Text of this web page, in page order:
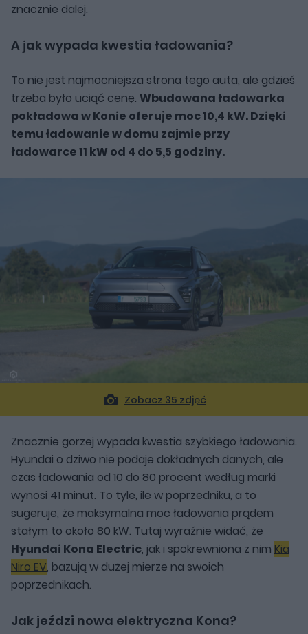
znacznie dalej.
A jak wypada kwestia ładowania?
To nie jest najmocniejsza strona tego auta, ale gdzieś
trzeba było uciąć cenę. Wbudowana ładowarka
pokładowa w Konie oferuje moc 10,4 kW. Dzięki
temu ładowanie w domu zajmie przy
ładowarce 11 kW od 4 do 5,5 godziny.
Zobacz 35 zdjęć
Znacznie gorzej wypada kwestia szybkiego ładowania.
Hyundai o dziwo nie podaje dokładnych danych, ale
czas ładowania od 10 do 80 procent według marki
wynosi 41 minut. To tyle, ile w poprzedniku, a to
sugeruje, że maksymalna moc ładowania prądem
stałym to około 80 kW. Tutaj wyraźnie widać, że
Hyundai Kona Electric, jak i spokrewniona z nim Kia
Niro EV, bazują w dużej mierze na swoich
poprzednikach.
Jak jeździ nowa elektryczna Kona?